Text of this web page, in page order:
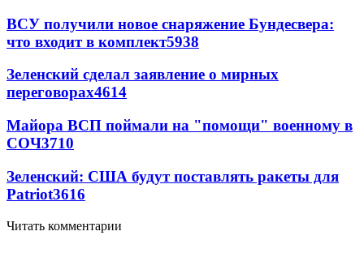
ВСУ получили новое снаряжение Бундесвера:
что входит в комплект5938
Зеленский сделал заявление о мирных
переговорах4614
Майора ВСП поймали на "помощи" военному в
СОЧ3710
Зеленский: США будут поставлять ракеты для
Patriot3616
Читать комментарии